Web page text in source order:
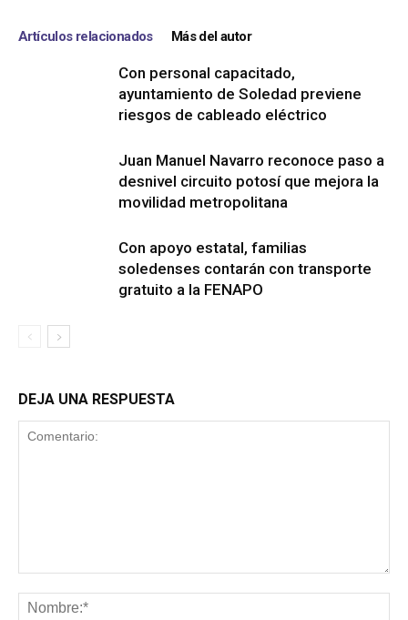
Artículos relacionados Más del autor
Con personal capacitado,
ayuntamiento de Soledad previene
riesgos de cableado eléctrico
Juan Manuel Navarro reconoce paso a
desnivel circuito potosí que mejora la
movilidad metropolitana
Con apoyo estatal, familias
soledenses contarán con transporte
gratuito a la FENAPO
DEJA UNA RESPUESTA